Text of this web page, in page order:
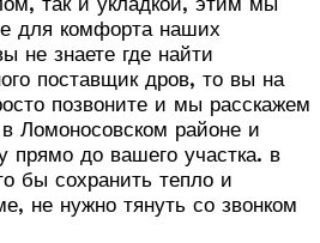
для комфорта наших
не знаете где найти
поставщик дров, то вы на
позвоните и мы расскажем
Ломоносовском районе и
прямо до вашего участка. в
бы сохранить тепло и
не нужно тянуть со звонком